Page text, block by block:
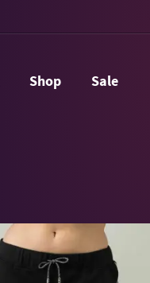
Shop Sale